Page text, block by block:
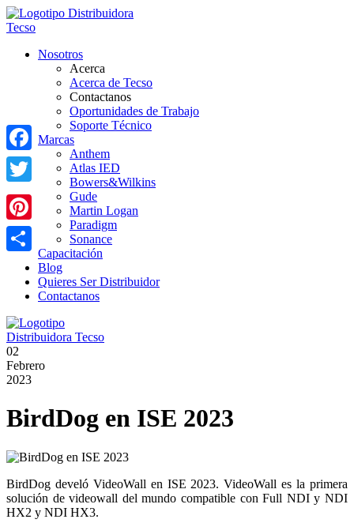
Nosotros
Acerca
Acerca de Tecso
Contactanos
Oportunidades de Trabajo
Soporte Técnico
Marcas
Anthem
Atlas IED
Bowers&Wilkins
Gude
Martin Logan
Paradigm
Sonance
Capacitación
Blog
Quieres Ser Distribuidor
Contactanos
02
Febrero
2023
BirdDog en ISE 2023
BirdDog develó VideoWall en ISE 2023. VideoWall es la primera
solución de videowall del mundo compatible con Full NDI y NDI
HX2 y NDI HX3.
Facebook
Twitter
Pinterest
Share